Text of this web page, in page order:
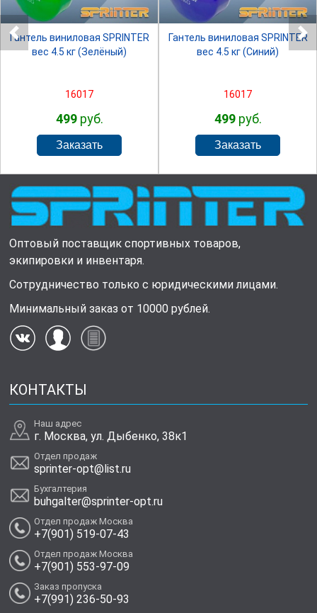
Гантель виниловая SPRINTER
вес 4.5 кг (Зелёный)
16017
499руб.
Гантель виниловая SPRINTER
вес 4.5 кг (Синий)
16017
499руб.
Оптовый поставщик спортивных товаров,
экипировки и инвентаря.
Сотрудничество только с юридическими лицами.
Минимальный заказ от 10000 рублей.
КОНТАКТЫ
Наш адрес
г. Москва, ул. Дыбенко, 38к1
Отдел продаж
sprinter-opt@list.ru
Бухгалтерия
buhgalter@sprinter-opt.ru
Отдел продаж Москва
+7(901) 519-07-43
Отдел продаж Москва
+7(901) 553-97-09
Заказ пропуска
+7(991) 236-50-93